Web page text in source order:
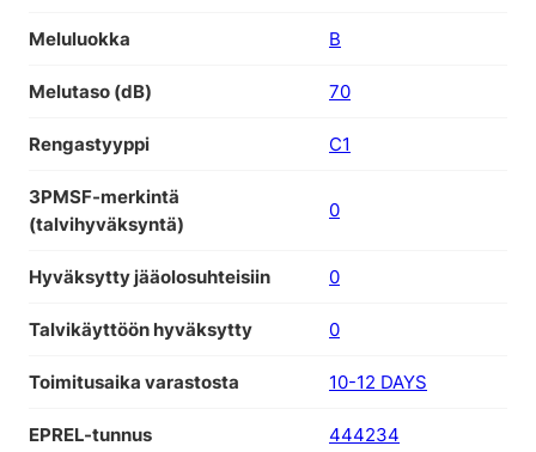
Meluluokka B
Melutaso (dB) 70
Rengastyyppi C1
3PMSF-merkintä
(talvihyväksyntä)
0
Hyväksytty jääolosuhteisiin 0
Talvikäyttöön hyväksytty 0
Toimitusaika varastosta 10-12 DAYS
EPREL-tunnus 444234